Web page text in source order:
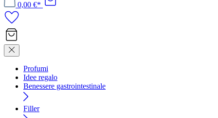
0,00 €*
Profumi
Idee regalo
Benessere gastrointestinale
Filler